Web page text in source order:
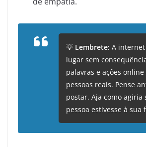
💡 Lembrete: A
lugar sem
palavras e ações
pessoas reais. Pense
postar. Aja como agiria
pessoa estivesse à sua